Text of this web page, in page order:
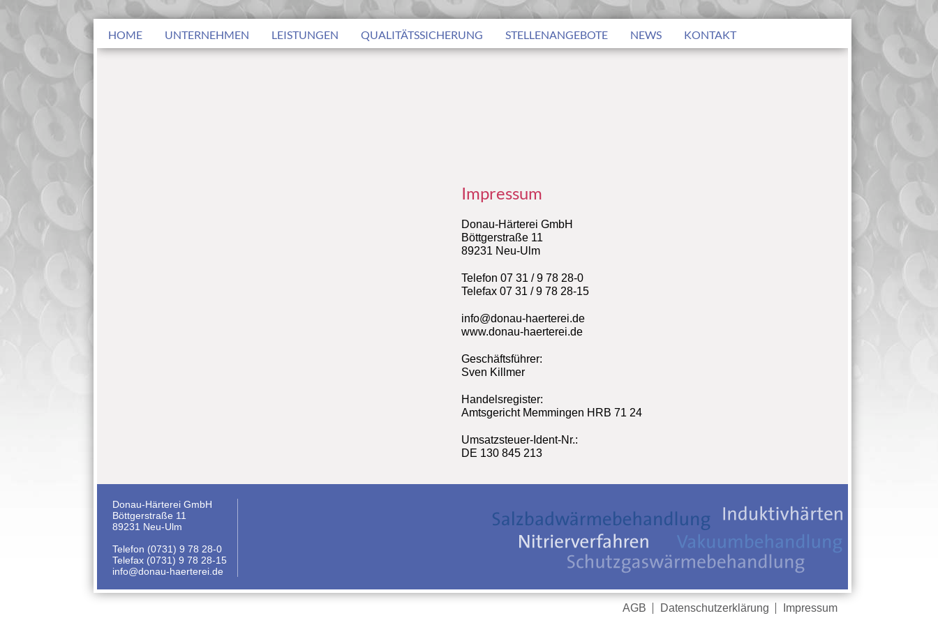
HOME UNTERNEHMEN LEISTUNGEN QUALITÄTSSICHERUNG STELLENANGEBOTE NEWS KONTAKT
Impressum
Donau-Härterei GmbH
Böttgerstraße 11
89231 Neu-Ulm
Telefon 07 31 / 9 78 28-0
Telefax 07 31 / 9 78 28-15
info@donau-haerterei.de
www.donau-haerterei.de
Geschäftsführer:
Sven Killmer
Handelsregister:
Amtsgericht Memmingen HRB 71 24
Umsatzsteuer-Ident-Nr.:
DE 130 845 213
Donau-Härterei GmbH
Böttgerstraße 11
89231 Neu-Ulm
Telefon (0731) 9 78 28-0
Telefax (0731) 9 78 28-15
info@donau-haerterei.de
Impressum
Datenschutzerklärung
AGB